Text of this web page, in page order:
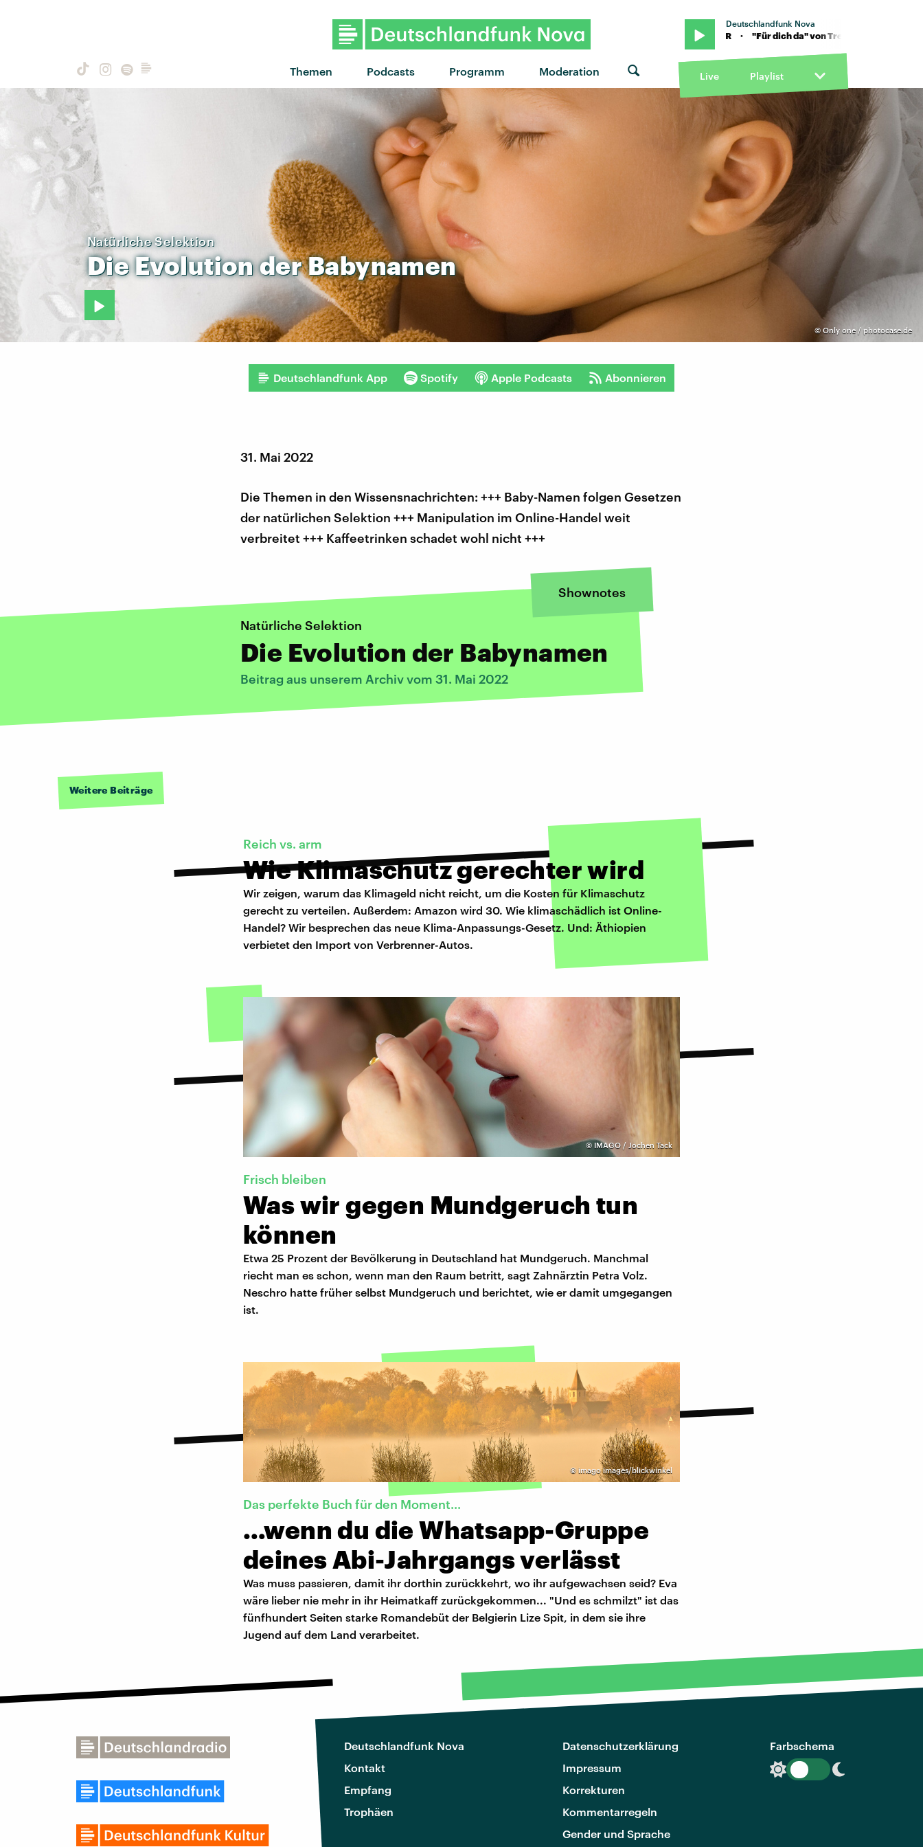
Themen Podcasts Programm Moderation
Deutschlandfunk Nova
"Für dich da" von Trettmann feat. KitschKrieg x Levin Liam x SFR · "Für dich da" von Trettmann feat. KitschKrieg x
Live Playlist
© Only one / photocase.de
Natürliche Selektion
DieEvolutionderBabynamen
Deutschlandfunk App Spotify Apple Podcasts Abonnieren
31. Mai 2022
Die Themen in den Wissensnachrichten: +++ Baby-Namen folgen Gesetzen
der natürlichen Selektion +++ Manipulation im Online-Handel weit
verbreitet +++ Kaffeetrinken schadet wohl nicht +++
Shownotes
Natürliche Selektion
Die Evolution der Babynamen
Beitrag aus unserem Archiv vom 31. Mai 2022
Weitere Beiträge
Reich vs. arm
Wie Klimaschutz gerechter wird
Wir zeigen, warum das Klimageld nicht reicht, um die Kosten für Klimaschutz
gerecht zu verteilen. Außerdem: Amazon wird 30. Wie klimaschädlich ist Online-
Handel? Wir besprechen das neue Klima-Anpassungs-Gesetz. Und: Äthiopien
verbietet den Import von Verbrenner-Autos.
© IMAGO / Jochen Tack
Frisch bleiben
Was wir gegen Mundgeruch tun
können
Etwa 25 Prozent der Bevölkerung in Deutschland hat Mundgeruch. Manchmal
riecht man es schon, wenn man den Raum betritt, sagt Zahnärztin Petra Volz.
Neschro hatte früher selbst Mundgeruch und berichtet, wie er damit umgegangen
ist.
© imago images/blickwinkel
Das perfekte Buch für den Moment...
…wenn du die Whatsapp-Gruppe
deines Abi-Jahrgangs verlässt
Was muss passieren, damit ihr dorthin zurückkehrt, wo ihr aufgewachsen seid? Eva
wäre lieber nie mehr in ihr Heimatkaff zurückgekommen... "Und es schmilzt" ist das
fünfhundert Seiten starke Romandebüt der Belgierin Lize Spit, in dem sie ihre
Jugend auf dem Land verarbeitet.
Deutschlandfunk Nova
Kontakt
Empfang
Trophäen
Datenschutzerklärung
Impressum
Korrekturen
Kommentarregeln
Gender und Sprache
Farbschema